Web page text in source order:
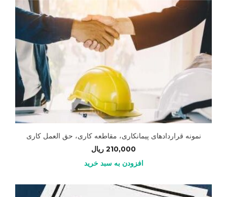
نمونه قراردادهای پیمانکاری، مقاطعه کاری، حق العمل کاری
210,000 ریال
افزودن به سبد خرید